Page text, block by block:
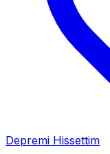
Depremi Hissettim